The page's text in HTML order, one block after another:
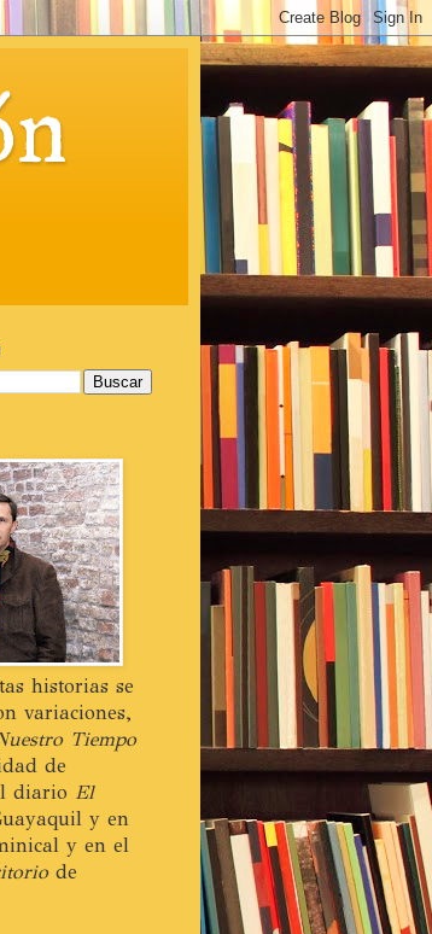
historias se
variaciones,
Tiempo
de
diario El
y en
y en el
de